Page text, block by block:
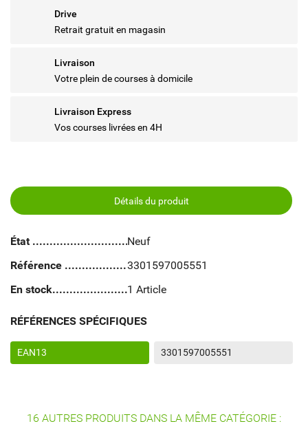
Drive
Retrait gratuit en magasin
Livraison
Votre plein de courses à domicile
Livraison Express
Vos courses livrées en 4H
Détails du produit
État
Neuf
Référence
3301597005551
En stock
1 Article
RÉFÉRENCES SPÉCIFIQUES
EAN13 3301597005551
16 AUTRES PRODUITS DANS LA MÊME CATÉGORIE :